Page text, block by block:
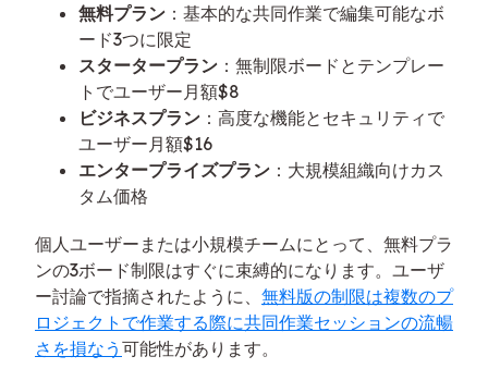
無料プラン ：基本的な共同作業で編集可能なボ
ード3つに限定
スタータープラン ：無制限ボードとテンプレー
トでユーザー月額$8
ビジネスプラン ：高度な機能とセキュリティで
ユーザー月額$16
エンタープライズプラン ：大規模組織向けカス
タム価格
個人ユーザーまたは小規模チームにとって、無料プラ
ンの3ボード制限はすぐに束縛的になります。ユーザ
ー討論で指摘されたように、 無料版の制限は複数のプ
ロジェクトで作業する際に共同作業セッションの流暢
さを損なう 可能性があります。